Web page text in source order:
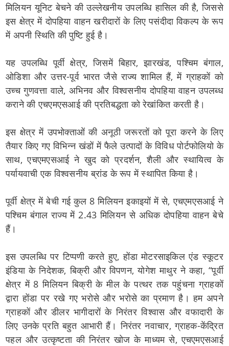
मिलियन यूनिट बेचने की उल्लेखनीय उपलब्धि हासिल की है, जिससे
इस क्षेत्र में दोपहिया वाहन खरीदारों के लिए पसंदीदा विकल्प के रूप
में अपनी स्थिति की पुष्टि हुई है।
यह उपलब्धि पूर्वी क्षेत्र, जिसमें बिहार, झारखंड, पश्चिम बंगाल,
ओडिशा और उत्तर-पूर्व भारत जैसे राज्य शामिल हैं, में ग्राहकों को
उच्च गुणवत्ता वाले, अभिनव और विश्वसनीय दोपहिया वाहन उपलब्ध
कराने की एचएमएसआई की प्रतिबद्धता को रेखांकित करती है।
इस क्षेत्र में उपभोक्ताओं की अनूठी जरूरतों को पूरा करने के लिए
तैयार किए गए विभिन्न खंडों में फैले उत्पादों के विविध पोर्टफोलियो के
साथ, एचएमएसआई ने खुद को प्रदर्शन, शैली और स्थायित्व के
पर्यायवाची एक विश्वसनीय ब्रांड के रूप में स्थापित किया है।
पूर्वी क्षेत्र में बेची गई कुल 8 मिलियन इकाइयों में से, एचएमएसआई ने
पश्चिम बंगाल राज्य में 2.43 मिलियन से अधिक दोपहिया वाहन बेचे
हैं।
इस उपलब्धि पर टिप्पणी करते हुए, होंडा मोटरसाइकिल एंड स्कूटर
इंडिया के निदेशक, बिक्री और विपणन, योगेश माथुर ने कहा, “पूर्वी
क्षेत्र में 8 मिलियन बिक्री के मील के पत्थर तक पहुंचना ग्राहकों
द्वारा होंडा पर रखे गए भरोसे और भरोसे का प्रमाण है। हम अपने
ग्राहकों और डीलर भागीदारों के निरंतर विश्वास और वफादारी के
लिए उनके प्रति बहुत आभारी हैं। निरंतर नवाचार, ग्राहक-केंद्रित
पहल और उत्कृष्टता की निरंतर खोज के माध्यम से, एचएमएसआई